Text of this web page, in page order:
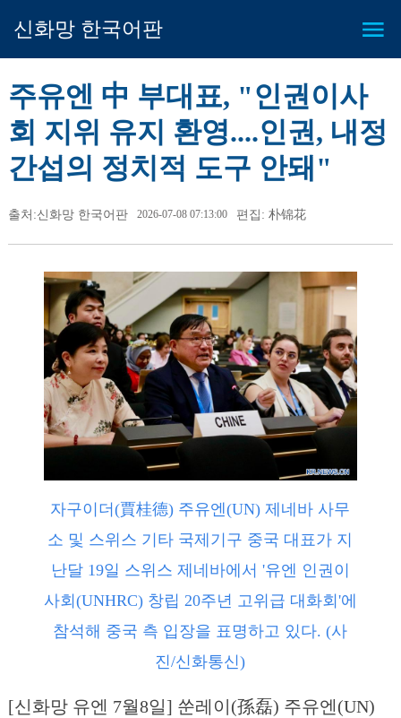
신화망 한국어판
주유엔 中 부대표, "인권이사
회 지위 유지 환영....인권, 내정
간섭의 정치적 도구 안돼"
출처:신화망 한국어판 2026-07-08 07:13:00 편집: 朴锦花
자구이더(賈桂德) 주유엔(UN) 제네바 사무
소 및 스위스 기타 국제기구 중국 대표가 지
난달 19일 스위스 제네바에서 '유엔 인권이
사회(UNHRC) 창립 20주년 고위급 대화회'에
참석해 중국 측 입장을 표명하고 있다. (사
진/신화통신)
[신화망 유엔 7월8일] 쑨레이(孫磊) 주유엔(UN)